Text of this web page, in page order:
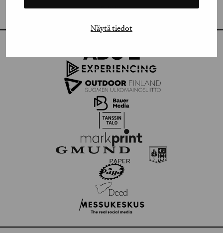
Näytä tiedot
FLICKR